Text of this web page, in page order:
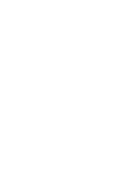
/ 33 in, Busto: 110 cm / 43 in, Color: